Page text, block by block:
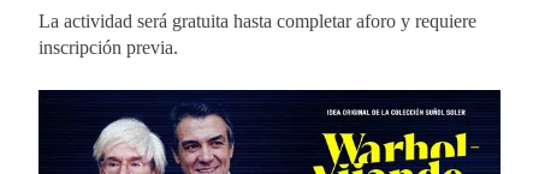
La actividad será gratuita hasta completar aforo y requiere
inscripción previa.